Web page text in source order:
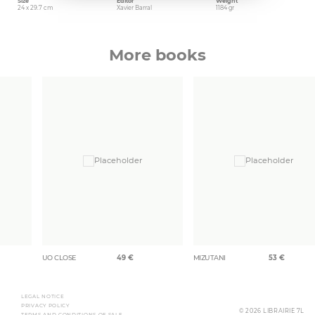
24 x 29.7 cm
Xavier Barral
1184 gr
More books
UO CLOSE 49 € MIZUTANI 53 €
LEGAL NOTICE
PRIVACY POLICY
© 2026 LIBRAIRIE 7L